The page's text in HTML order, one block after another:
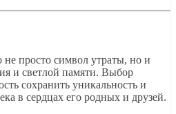
просто символ утраты, но и
и светлой памяти. Выбор
сохранить уникальность и
в сердцах его родных и друзей.